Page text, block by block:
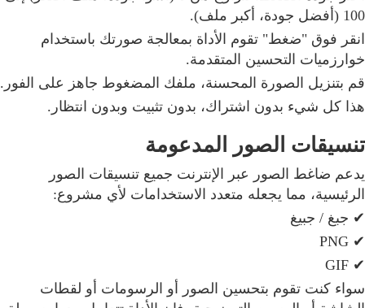
100 (أفضل جودة، أكبر ملف).
انقر فوق "ضغط" تقوم الأداة بمعالجة صورتك باستخدام
خوارزميات التحسين المتقدمة.
قم بتنزيل الصورة المحسنة، ملفك المضغوط جاهز على الفور.
هذا كل شيء بدون اشتراك، بدون تثبيت وبدون انتظار.
تنسيقات الصور المدعومة
يدعم ضاغط الصور عبر الإنترنت جميع تنسيقات الصور
الرئيسية، مما يجعله متعدد الاستخدامات لأي مشروع:
✔ جبغ / جبيغ
✔ PNG
✔ GIF
سواء كنت تقوم بتحسين الصور أو الرسومات أو لقطات